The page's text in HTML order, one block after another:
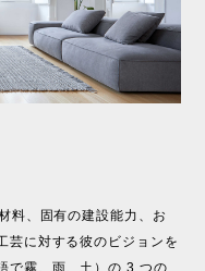
料、固有の建設能力、お
芸に対する彼のビジョンを
で霧、雨、土）の 3 つの